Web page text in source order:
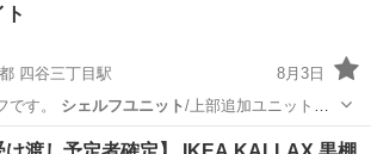
ト
四谷三丁目駅
8月3日
です。 シェルフユニット/上部追加ユニットを
谷三丁目駅 家具